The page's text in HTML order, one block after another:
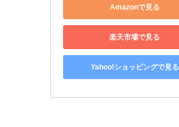
Amazonで見る
楽天市場で見る
Yahoo!ショッピングで見る